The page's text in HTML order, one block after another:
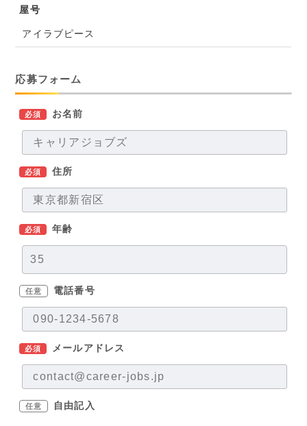
屋号
アイラブピース
応募フォーム
必須 お名前
必須 住所
必須 年齢
任意 電話番号
必須 メールアドレス
任意 自由記入